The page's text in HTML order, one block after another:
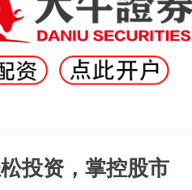
投资，掌控股市